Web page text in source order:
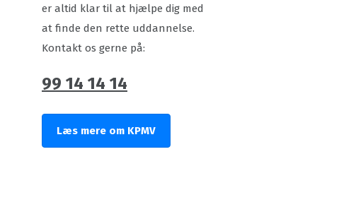
er altid klar til at hjælpe dig med
at finde den rette uddannelse.
Kontakt os gerne på:
99 14 14 14
Læs mere om KPMV